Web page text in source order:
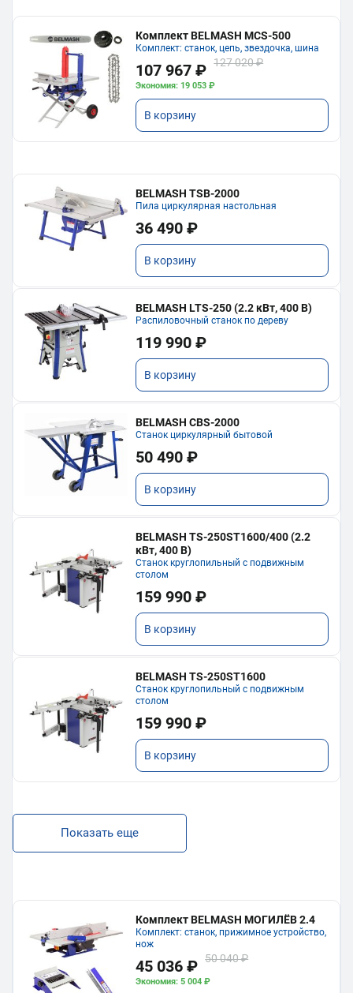
Комплект BELMASH MCS-500
Комплект: станок, цепь, звездочка, шина
107 967 ₽ 127 020 ₽
Экономия: 19 053 ₽
В корзину
BELMASH TSB-2000
Пила циркулярная настольная
36 490 ₽
В корзину
BELMASH LTS-250 (2.2 кВт, 400 В)
Распиловочный станок по дереву
119 990 ₽
В корзину
BELMASH CBS-2000
Станок циркулярный бытовой
50 490 ₽
В корзину
BELMASH TS-250ST1600/400 (2.2
кВт, 400 В)
Станок круглопильный с подвижным
столом
159 990 ₽
В корзину
BELMASH TS-250ST1600
Станок круглопильный с подвижным
столом
159 990 ₽
В корзину
Показать еще
Комплект BELMASH МОГИЛЁВ 2.4
Комплект: станок, прижимное устройство,
нож
45 036 ₽ 50 040 ₽
Экономия: 5 004 ₽